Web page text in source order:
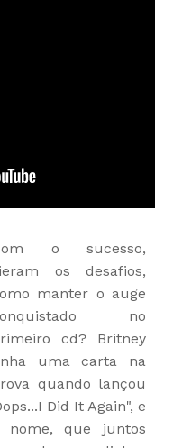
o sucesso,
os desafios,
manter o auge
no
cd? Britney
uma carta na
quando lançou
Did It Again", e
que juntos